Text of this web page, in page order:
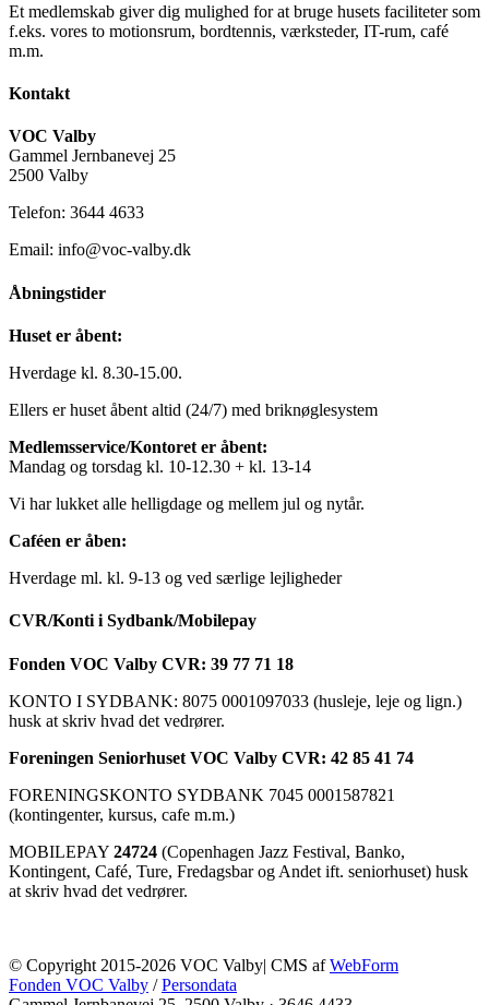
Et medlemskab giver dig mulighed for at bruge husets faciliteter som
f.eks. vores to motionsrum, bordtennis, værksteder, IT-rum, café
m.m.
Kontakt
VOC Valby
Gammel Jernbanevej 25
2500 Valby
Telefon: 3644 4633
Email: info@voc-valby.dk
Åbningstider
Huset er åbent:
Hverdage kl. 8.30-15.00.
Ellers er huset åbent altid (24/7) med briknøglesystem
Medlemsservice/Kontoret er åbent:
Mandag og torsdag kl. 10-12.30 + kl. 13-14
Vi har lukket alle helligdage og mellem jul og nytår.
Caféen er åben:
Hverdage ml. kl. 9-13 og ved særlige lejligheder
CVR/Konti i Sydbank/Mobilepay
Fonden VOC Valby CVR: 39 77 71 18
KONTO I SYDBANK: 8075 0001097033 (husleje, leje og lign.)
husk at skriv hvad det vedrører.
Foreningen Seniorhuset VOC Valby CVR: 42 85 41 74
FORENINGSKONTO SYDBANK 7045 0001587821
(kontingenter, kursus, cafe m.m.)
MOBILEPAY 24724 (Copenhagen Jazz Festival, Banko,
Kontingent, Café, Ture, Fredagsbar og Andet ift. seniorhuset) husk
at skriv hvad det vedrører.
© Copyright 2015-2026 VOC Valby| CMS afWebForm
Fonden VOC Valby /Persondata